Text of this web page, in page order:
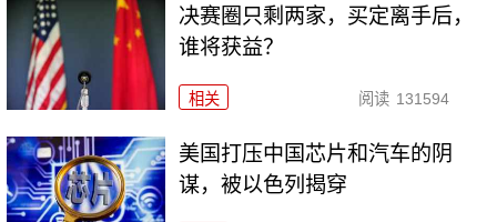
决赛圈只剩两家，买定离手后，
谁将获益？
相关 阅读 131594
美国打压中国芯片和汽车的阴
谋，被以色列揭穿